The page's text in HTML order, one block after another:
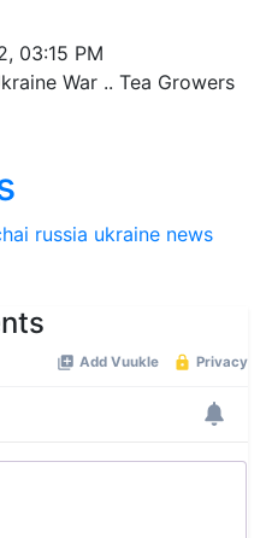
03:15 PM
War .. Tea Growers
russia ukraine news